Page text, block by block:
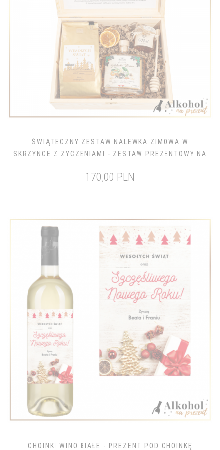
ŚWIĄTECZNY ZESTAW NALEWKA ZIMOWA W
SKRZYNCE Z ŻYCZENIAMI - ZESTAW PREZENTOWY NA
ŚWIĘTA BOŻEGO NARODZENIA
170,00 PLN
CHOINKI WINO BIAŁE - PREZENT POD CHOINKĘ